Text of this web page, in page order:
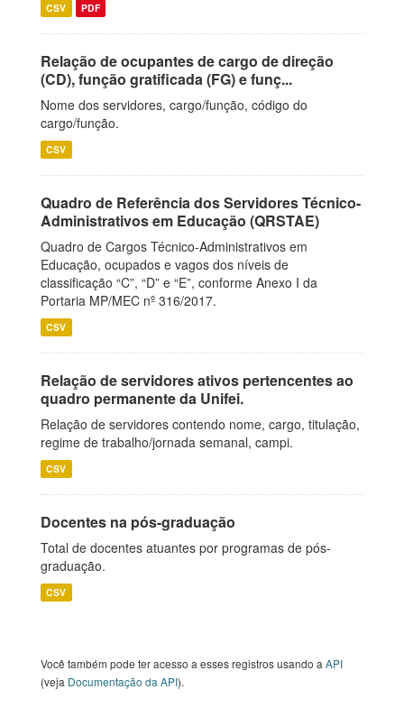
CSV PDF
Relação de ocupantes de cargo de direção
(CD), função gratificada (FG) e funç...
Nome dos servidores, cargo/função, código do
cargo/função.
CSV
Quadro de Referência dos Servidores Técnico-
Administrativos em Educação (QRSTAE)
Quadro de Cargos Técnico-Administrativos em
Educação, ocupados e vagos dos níveis de
classificação “C”, “D” e “E”, conforme Anexo I da
Portaria MP/MEC nº 316/2017.
CSV
Relação de servidores ativos pertencentes ao
quadro permanente da Unifei.
Relação de servidores contendo nome, cargo, titulação,
regime de trabalho/jornada semanal, campi.
CSV
Docentes na pós-graduação
Total de docentes atuantes por programas de pós-
graduação.
CSV
Você também pode ter acesso a esses registros usando a API
(veja Documentação da API).